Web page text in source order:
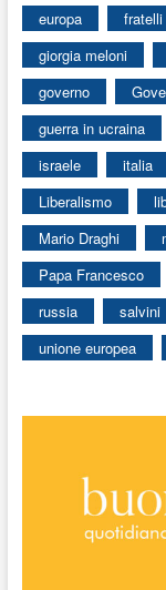
europa
giorgia meloni
governo
guerra in ucraina
israele
italia
Liberalismo
Mario Draghi
Papa Francesco
russia
salvini
unione europea